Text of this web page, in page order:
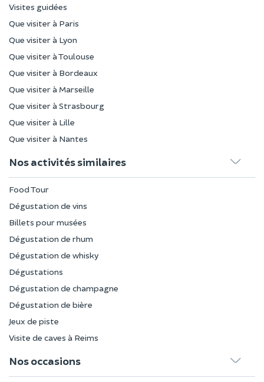
Visites guidées
Que visiter à Paris
Que visiter à Lyon
Que visiter à Toulouse
Que visiter à Bordeaux
Que visiter à Marseille
Que visiter à Strasbourg
Que visiter à Lille
Que visiter à Nantes
Nos activités similaires
Food Tour
Dégustation de vins
Billets pour musées
Dégustation de rhum
Dégustation de whisky
Dégustations
Dégustation de champagne
Dégustation de bière
Jeux de piste
Visite de caves à Reims
Nos occasions